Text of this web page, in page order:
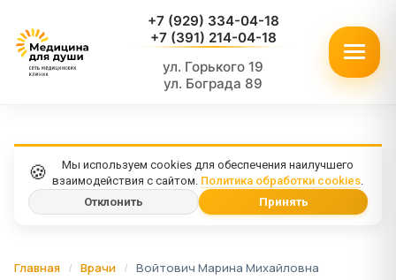
+7 (929) 334-04-18
+7 (391) 214-04-18
ул. Горького 19
ул. Бограда 89
🍪
Мы используем cookies для обеспечения наилучшего
взаимодействия с сайтом. Политика обработки cookies.
Отклонить
Принять
Главная / Врачи / Войтович Марина Михайловна